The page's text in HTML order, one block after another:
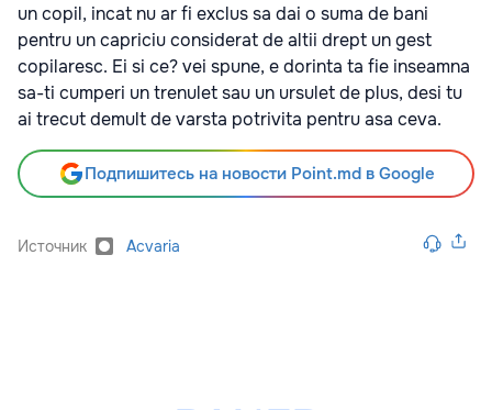
un copil, incat nu ar fi exclus sa dai o suma de bani
pentru un capriciu considerat de altii drept un gest
copilaresc. Ei si ce? vei spune, e dorinta ta fie inseamna
sa-ti cumperi un trenulet sau un ursulet de plus, desi tu
ai trecut demult de varsta potrivita pentru asa ceva.
Подпишитесь на новости Point.md в Google
Источник Acvaria